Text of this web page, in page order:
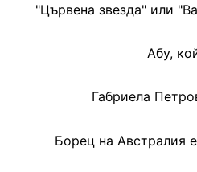
"Цървена звезда" или
Абу,
Габриела
Борец на Австралия